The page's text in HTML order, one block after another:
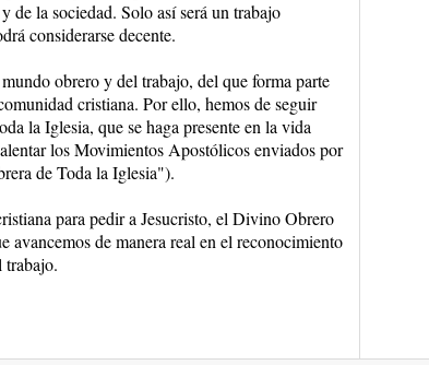
de la sociedad. Solo así será un trabajo
considerarse decente.
obrero y del trabajo, del que forma parte
cristiana. Por ello, hemos de seguir
la Iglesia, que se haga presente en la vida
los Movimientos Apostólicos enviados por
de Toda la Iglesia").
para pedir a Jesucristo, el Divino Obrero
avancemos de manera real en el reconocimiento
trabajo.